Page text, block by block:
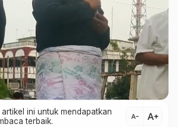
ini untuk mendapatkan
terbaik.
text_decrease text_increase